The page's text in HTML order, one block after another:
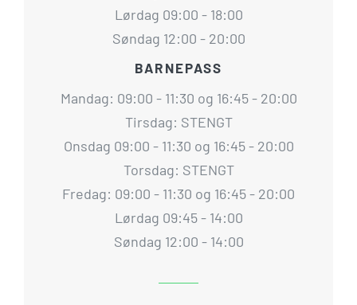
Lørdag 09:00 - 18:00
Søndag 12:00 - 20:00
BARNEPASS
Mandag: 09:00 - 11:30 og 16:45 - 20:00
Tirsdag: STENGT
Onsdag 09:00 - 11:30 og 16:45 - 20:00
Torsdag: STENGT
Fredag: 09:00 - 11:30 og 16:45 - 20:00
Lørdag 09:45 - 14:00
Søndag 12:00 - 14:00